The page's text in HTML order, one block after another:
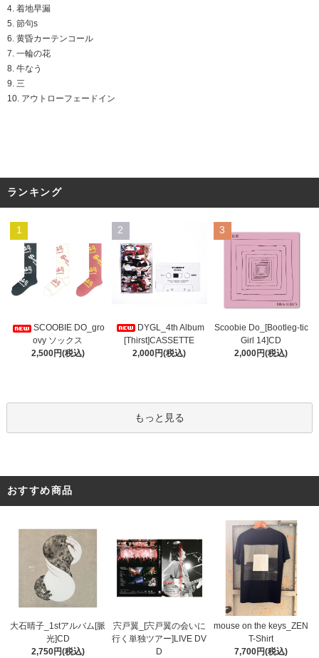
4. 着地早漏
5. 節句s
6. 黄昏カーテンコール
7. 一輪の花
8. 牛なう
9. 三
10. アウトローフェードイン
ランキング
1
SCOOBIE DO_gro
ovy ソックス
2,500円(税込)
2
DYGL_4th Album
[Thirst]CASSETTE
2,000円(税込)
3
Scoobie Do_[Bootleg-tic
Girl 14]CD
2,000円(税込)
もっと見る
おすすめ商品
大石晴子_1stアルバム[脈
光]CD
2,750円(税込)
宍戸翼_[宍戸翼の会いに
行く単独ツアー]LIVE DV
D
mouse on the keys_ZEN
T-Shirt
7,700円(税込)